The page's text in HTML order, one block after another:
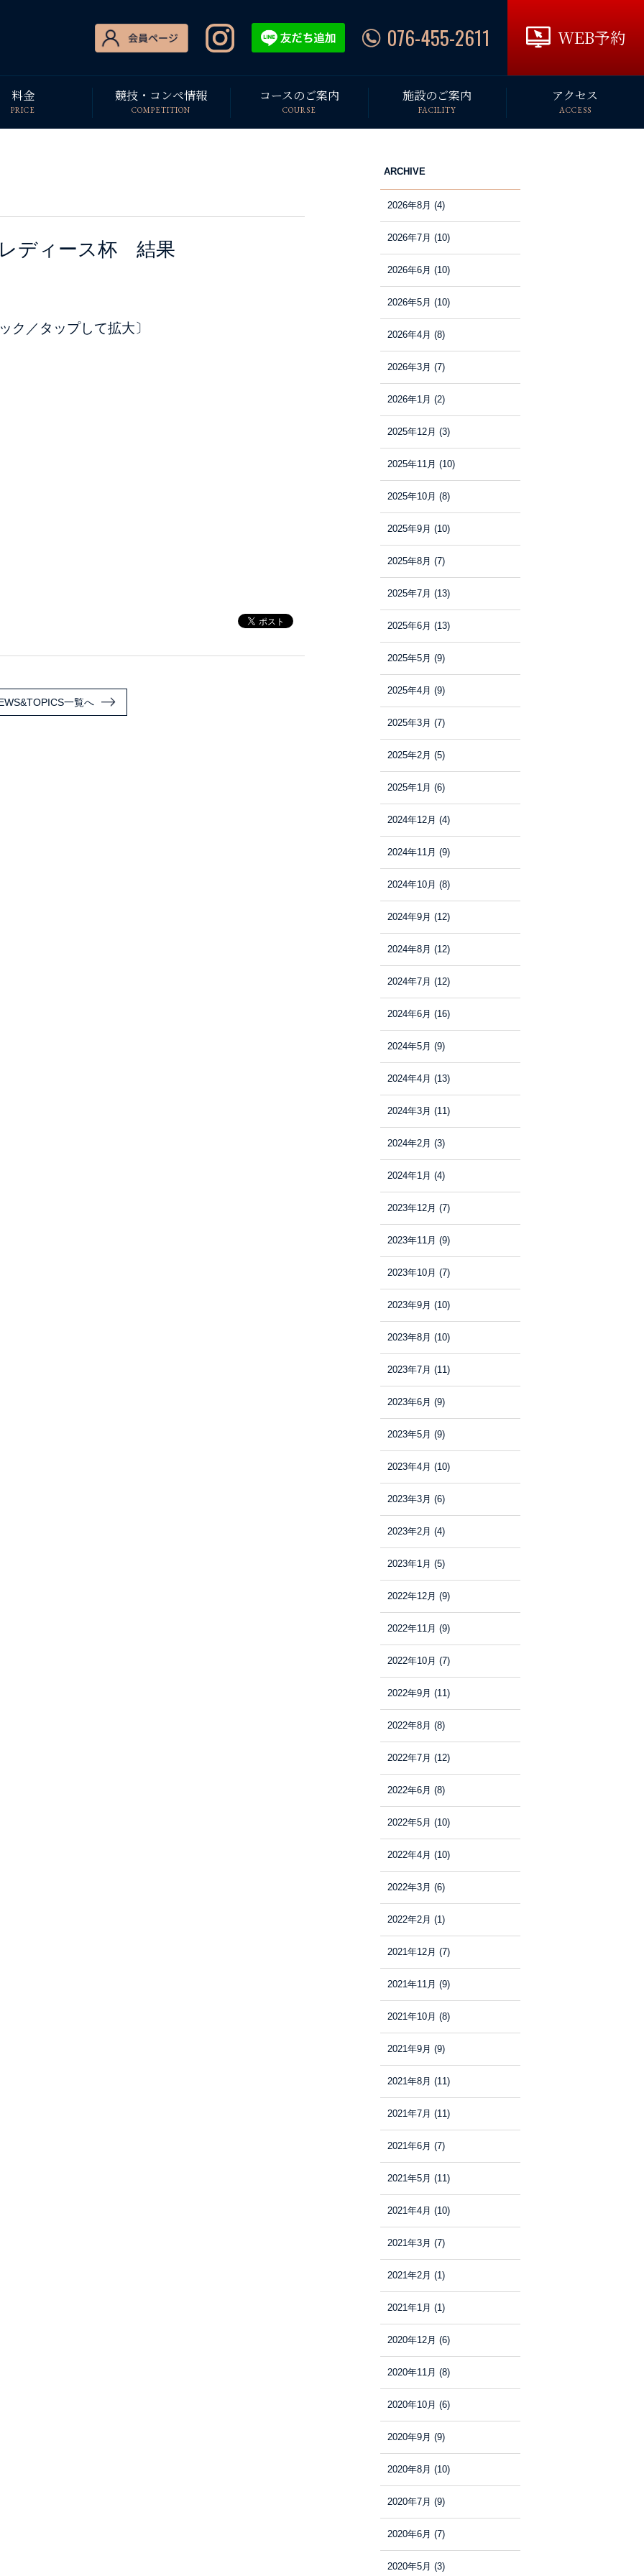
076-455-2611 WEB予約
料金
PRICE
競技・コンペ情報
COMPETITION
コースのご案内
COURSE
施設のご案内
FACILITY
アクセス
ACCESS
ディース杯 結果
ク／タップして拡大〕
一覧へ
ARCHIVE
2026年8月 (4)
2026年7月 (10)
2026年6月 (10)
2026年5月 (10)
2026年4月 (8)
2026年3月 (7)
2026年1月 (2)
2025年12月 (3)
2025年11月 (10)
2025年10月 (8)
2025年9月 (10)
2025年8月 (7)
2025年7月 (13)
2025年6月 (13)
2025年5月 (9)
2025年4月 (9)
2025年3月 (7)
2025年2月 (5)
2025年1月 (6)
2024年12月 (4)
2024年11月 (9)
2024年10月 (8)
2024年9月 (12)
2024年8月 (12)
2024年7月 (12)
2024年6月 (16)
2024年5月 (9)
2024年4月 (13)
2024年3月 (11)
2024年2月 (3)
2024年1月 (4)
2023年12月 (7)
2023年11月 (9)
2023年10月 (7)
2023年9月 (10)
2023年8月 (10)
2023年7月 (11)
2023年6月 (9)
2023年5月 (9)
2023年4月 (10)
2023年3月 (6)
2023年2月 (4)
2023年1月 (5)
2022年12月 (9)
2022年11月 (9)
2022年10月 (7)
2022年9月 (11)
2022年8月 (8)
2022年7月 (12)
2022年6月 (8)
2022年5月 (10)
2022年4月 (10)
2022年3月 (6)
2022年2月 (1)
2021年12月 (7)
2021年11月 (9)
2021年10月 (8)
2021年9月 (9)
2021年8月 (11)
2021年7月 (11)
2021年6月 (7)
2021年5月 (11)
2021年4月 (10)
2021年3月 (7)
2021年2月 (1)
2021年1月 (1)
2020年12月 (6)
2020年11月 (8)
2020年10月 (6)
2020年9月 (9)
2020年8月 (10)
2020年7月 (9)
2020年6月 (7)
2020年5月 (3)